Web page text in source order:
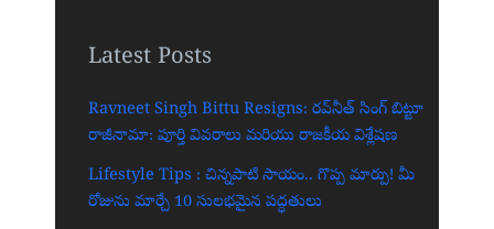
Latest Posts
Ravneet Singh Bittu Resigns: రవ్‌నీత్ సింగ్ బిట్టూ
రాజీనామా: పూర్తి వివరాలు మరియు రాజకీయ విశ్లేషణ
Lifestyle Tips : చిన్నపాటి సాయం.. గొప్ప మార్పు! మీ
రోజును మార్చే 10 సులభమైన పద్ధతులు